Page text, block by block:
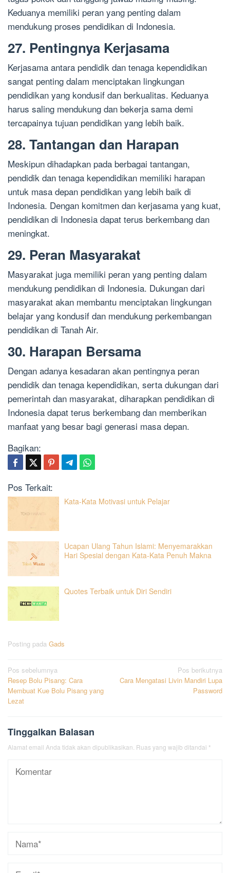
Keduanya memiliki peran yang penting dalam
mendukung proses pendidikan di Indonesia.
27. Pentingnya Kerjasama
Kerjasama antara pendidik dan tenaga kependidikan
sangat penting dalam menciptakan lingkungan
pendidikan yang kondusif dan berkualitas. Keduanya
harus saling mendukung dan bekerja sama demi
tercapainya tujuan pendidikan yang lebih baik.
28. Tantangan dan Harapan
Meskipun dihadapkan pada berbagai tantangan,
pendidik dan tenaga kependidikan memiliki harapan
untuk masa depan pendidikan yang lebih baik di
Indonesia. Dengan komitmen dan kerjasama yang kuat,
pendidikan di Indonesia dapat terus berkembang dan
meningkat.
29. Peran Masyarakat
Masyarakat juga memiliki peran yang penting dalam
mendukung pendidikan di Indonesia. Dukungan dari
masyarakat akan membantu menciptakan lingkungan
belajar yang kondusif dan mendukung perkembangan
pendidikan di Tanah Air.
30. Harapan Bersama
Dengan adanya kesadaran akan pentingnya peran
pendidik dan tenaga kependidikan, serta dukungan dari
pemerintah dan masyarakat, diharapkan pendidikan di
Indonesia dapat terus berkembang dan memberikan
manfaat yang besar bagi generasi masa depan.
Bagikan:
Pos Terkait:
Kata-Kata Motivasi untuk Pelajar
Ucapan Ulang Tahun Islami: Menyemarakkan
Hari Spesial dengan Kata-Kata Penuh Makna
Quotes Terbaik untuk Diri Sendiri
Posting pada Gads
Navigasi
pos
Pos sebelumnya
Resep Bolu Pisang: Cara
Membuat Kue Bolu Pisang yang
Lezat
Pos berikutnya
Cara Mengatasi Livin Mandiri Lupa
Password
Tinggalkan Balasan
Alamat email Anda tidak akan dipublikasikan. Ruas yang wajib ditandai *